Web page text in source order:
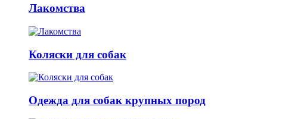
Лакомства
Коляски для собак
Одежда для собак крупных пород